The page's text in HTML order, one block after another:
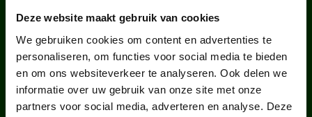
Deze website maakt gebruik van cookies
We gebruiken cookies om content en advertenties te
personaliseren, om functies voor social media te bieden
en om ons websiteverkeer te analyseren. Ook delen we
informatie over uw gebruik van onze site met onze
partners voor social media, adverteren en analyse. Deze
kinderen en jongeren werden in
2025 via ons lid van een club.